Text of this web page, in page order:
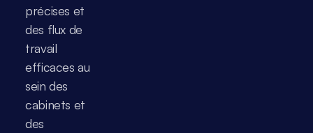
précises et
des flux de
travail
efficaces au
sein des
cabinets et
des